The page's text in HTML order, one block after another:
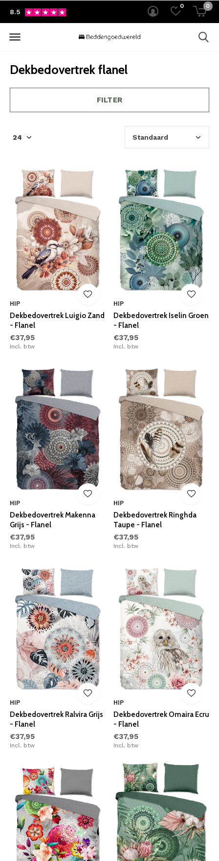
0 0
8.5
Dekbedovertrek flanel
FILTER
HIP
Dekbedovertrek Luigio Zand
- Flanel
€37,95
Incl. btw
HIP
Dekbedovertrek Iselin Groen
- Flanel
€37,95
Incl. btw
HIP
Dekbedovertrek Makenna
Grijs - Flanel
€37,95
Incl. btw
HIP
Dekbedovertrek Ringhda
Taupe - Flanel
€37,95
Incl. btw
HIP
Dekbedovertrek Ralvira Grijs
- Flanel
€37,95
Incl. btw
HIP
Dekbedovertrek Omaira Ecru
- Flanel
€37,95
Incl. btw